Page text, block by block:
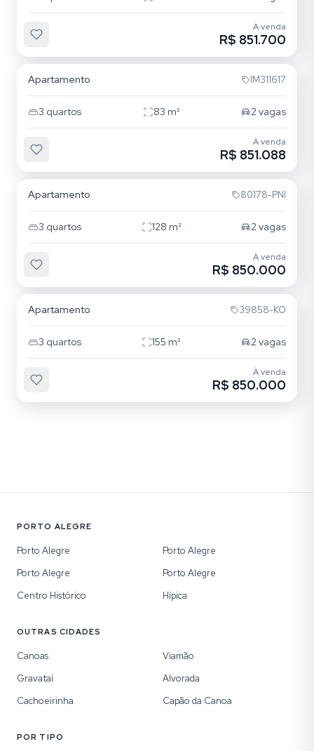
À venda
R$ 851.700
Apartamento IM311617
3 quartos 83 m² 2vagas
À venda
R$ 851.088
Apartamento 80178-PNI
3 quartos 128 m² 2vagas
À venda
R$ 850.000
Apartamento 39858-KO
3 quartos 155 m² 2vagas
À venda
R$ 850.000
PORTO ALEGRE
Porto Alegre
Porto Alegre
Porto Alegre
Porto Alegre
Centro Histórico
Hípica
OUTRAS CIDADES
Canoas
Viamão
Gravataí
Alvorada
Cachoeirinha
Capão da Canoa
POR TIPO